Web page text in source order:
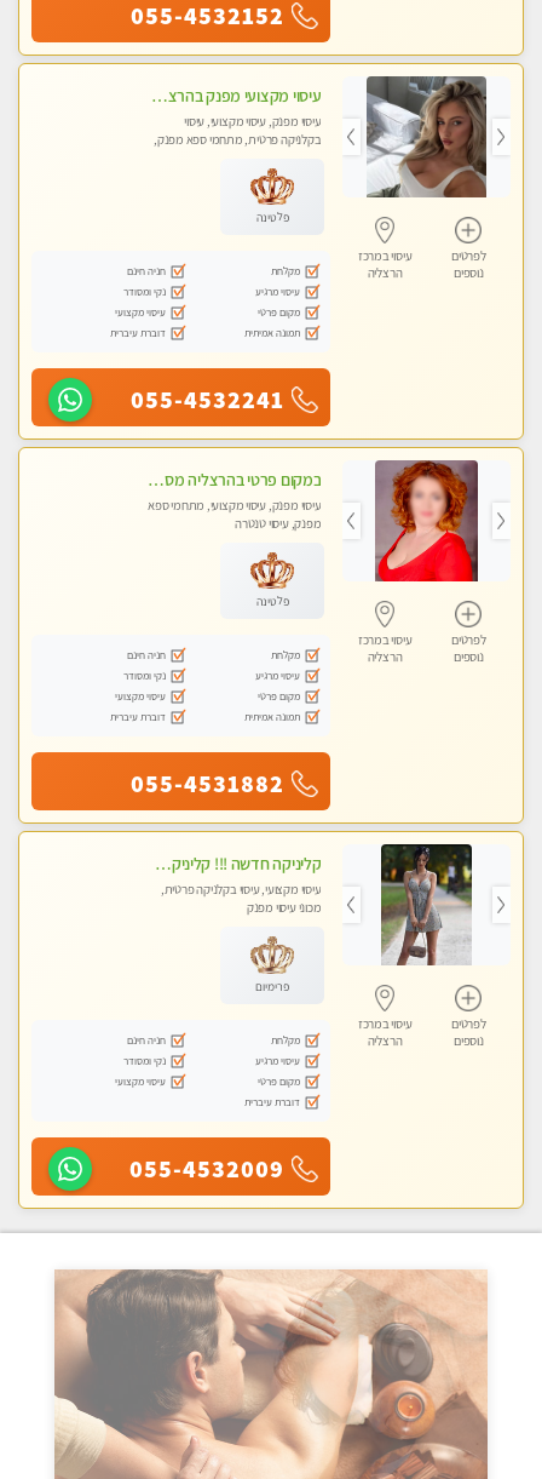
055-4532152
לפרטים
נוספים
עיסוי במרכז
הרצליה
עיסוי מקצועי מפנק בהרצליה-מומלץ !!אירוח ברמה אחרת ...כולל שתיה חמה/קרה + בקבוק מים
עיסוי מפנק, עיסוי מקצועי, עיסוי
בקלניקה פרטית, מתחמי ספא מפנק,
פלטינה
מקלחת
חניה חינם
עיסוי מרגיע
נקי ומסודר
מקום פרטי
עיסוי מקצועי
תמונה אמיתית
דוברת עיברית
055-4532241
לפרטים
נוספים
עיסוי במרכז
הרצליה
במקום פרטי בהרצליה מסאז' איכותי ביותר ומפנק - לרציניים בלבד עיסוי מרגיע מאוד
עיסוי מפנק, עיסוי מקצועי, מתחמי ספא
מפנק, עיסוי טנטרה
פלטינה
מקלחת
חניה חינם
עיסוי מרגיע
נקי ומסודר
מקום פרטי
עיסוי מקצועי
תמונה אמיתית
דוברת עיברית
055-4531882
לפרטים
נוספים
עיסוי במרכז
הרצליה
קליניקה חדשה !!! קליניקה פרטית ואיכותית במיוחד בהרצליה
עיסוי מקצועי, עיסוי בקלניקה פרטית,
מכוני עיסוי מפנק
פרימיום
מקלחת
חניה חינם
עיסוי מרגיע
נקי ומסודר
מקום פרטי
עיסוי מקצועי
דוברת עיברית
055-4532009